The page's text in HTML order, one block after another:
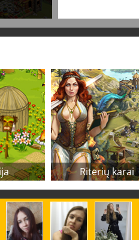
Riterių karai